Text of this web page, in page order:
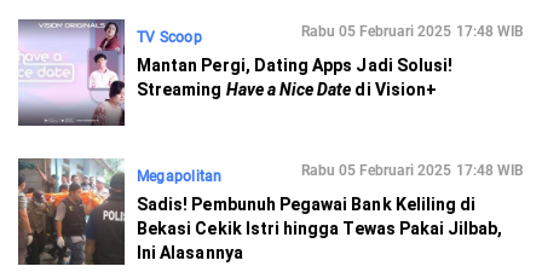
TV Scoop Rabu 05 Februari 2025 17:48 WIB
Mantan Pergi, Dating Apps Jadi Solusi!
Streaming Have a Nice Date di Vision+
Megapolitan Rabu 05 Februari 2025 17:48 WIB
Sadis! Pembunuh Pegawai Bank Keliling di
Bekasi Cekik Istri hingga Tewas Pakai Jilbab,
Ini Alasannya